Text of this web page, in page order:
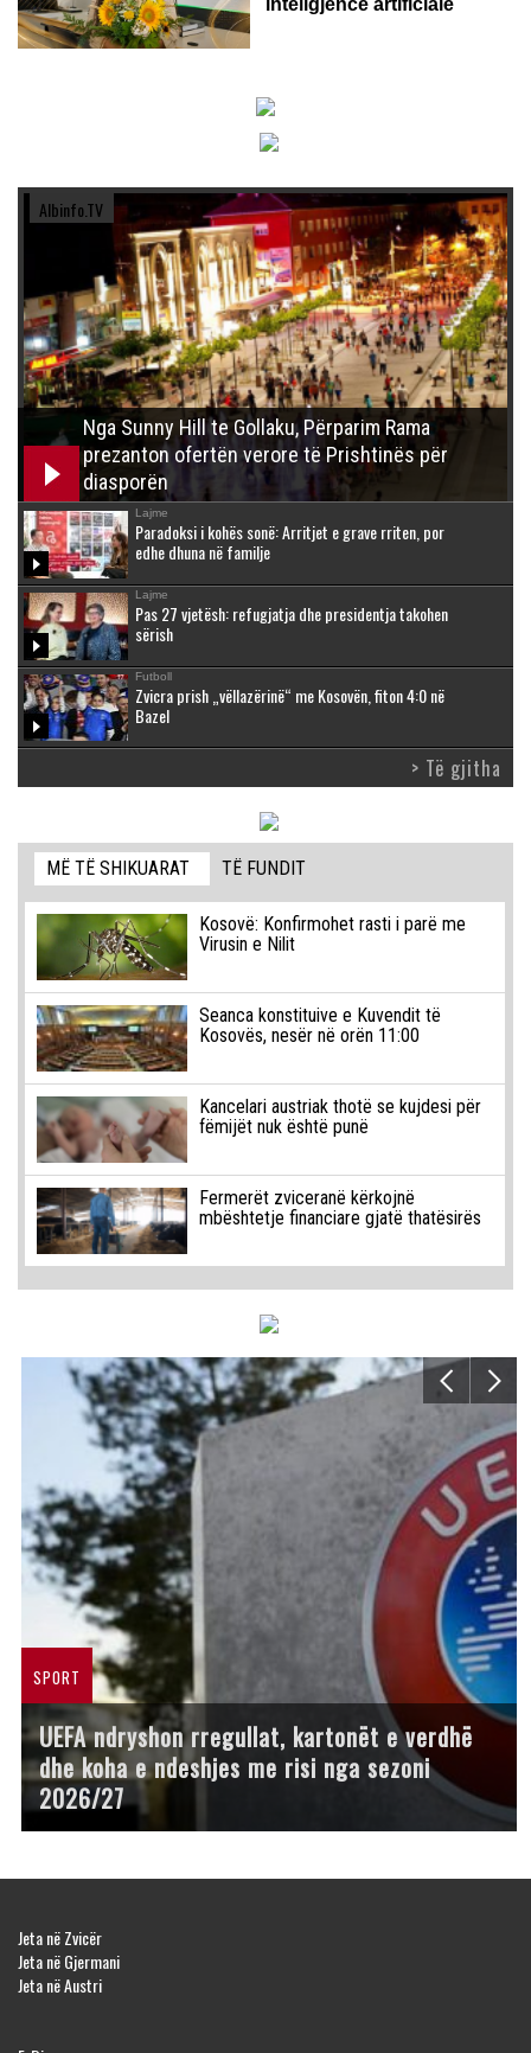
Albinfo.TV
Nga Sunny Hill te Gollaku, Përparim Rama
prezanton ofertën verore të Prishtinës për
diasporën
Lajme
Paradoksi i kohës sonë: Arritjet e grave rriten, por
edhe dhuna në familje
Lajme
Pas 27 vjetësh: refugjatja dhe presidentja takohen
sërish
Futboll
Zvicra prish „vëllazërinë“ me Kosovën, fiton 4:0 në
Bazel
> Të gjitha
MË TË SHIKUARAT TË FUNDIT
Kosovë: Konfirmohet rasti i parë me
Virusin e Nilit
Seanca konstituive e Kuvendit të
Kosovës, nesër në orën 11:00
Kancelari austriak thotë se kujdesi për
fëmijët nuk është punë
Fermerët zviceranë kërkojnë
mbështetje financiare gjatë thatësirës
SPORT
UEFA ndryshon rregullat, kartonët e verdhë
dhe koha e ndeshjes me risi nga sezoni
2026/27
Jeta në Zvicër
Jeta në Gjermani
Jeta në Austri